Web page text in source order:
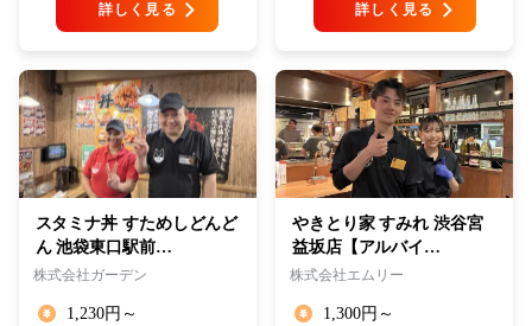
詳しく見る 詳しく見る
スタミナ丼 すためしどんど
ん 池袋東口駅前…
株式会社ガーデン
1,230円～
やきとり家 すみれ 渋谷宮
益坂店【アルバイ…
株式会社エムリー
1,300円～